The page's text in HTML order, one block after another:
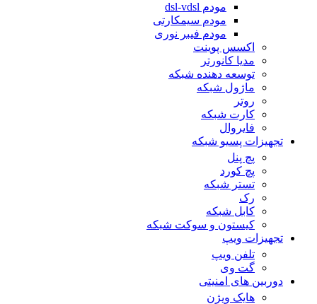
مودم dsl-vdsl
مودم سیمکارتی
مودم فیبر نوری
اکسس پوینت
مدیا کانورتر
توسعه دهنده شبکه
ماژول شبکه
روتر
کارت شبکه
فایروال
تجهیزات پسیو شبکه
پچ پنل
پچ کورد
تستر شبکه
رک
کابل شبکه
کیستون و سوکت شبکه
تجهیزات ویپ
تلفن ویپ
گت وی
دوربین های امنیتی
هایک ویژن